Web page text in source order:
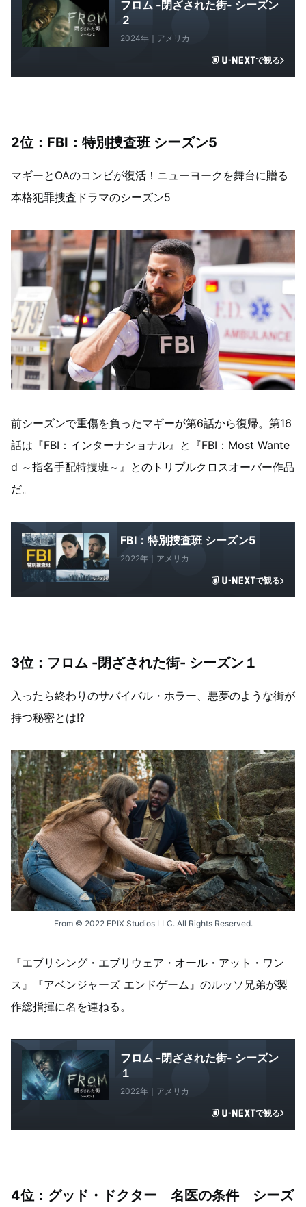
フロム -閉ざされた街- シーズン
２
2024年｜アメリカ
で観る
2位：FBI：特別捜査班 シーズン5
マギーとOAのコンビが復活！ニューヨークを舞台に贈る
本格犯罪捜査ドラマのシーズン5
前シーズンで重傷を負ったマギーが第6話から復帰。第16
話は『FBI：インターナショナル』と『FBI：Most Wante
d ～指名手配特捜班～』とのトリプルクロスオーバー作品
だ。
FBI：特別捜査班 シーズン5
2022年｜アメリカ
で観る
3位：フロム -閉ざされた街- シーズン１
入ったら終わりのサバイバル・ホラー、悪夢のような街が
持つ秘密とは!?
From © 2022 EPIX Studios LLC. All Rights Reserved.
『エブリシング・エブリウェア・オール・アット・ワン
ス』『アベンジャーズ エンドゲーム』のルッソ兄弟が製
作総指揮に名を連ねる。
フロム -閉ざされた街- シーズン
１
2022年｜アメリカ
で観る
4位：グッド・ドクター 名医の条件 シーズ